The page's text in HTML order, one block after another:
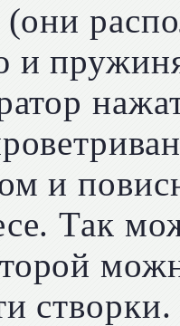
(они
и
и
Так